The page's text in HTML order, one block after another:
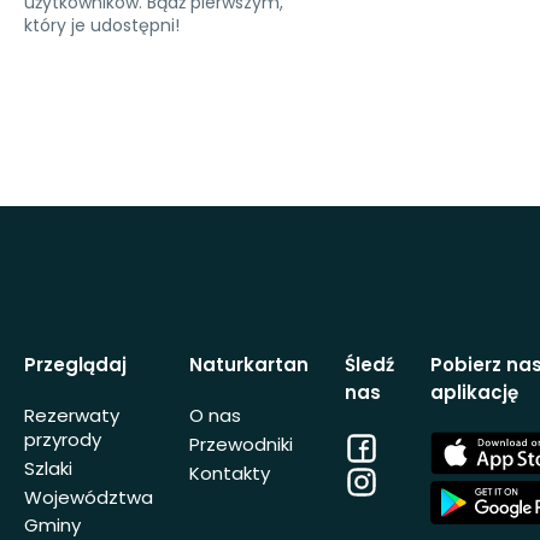
który je udostępni!
Przeglądaj
Rezerwaty
przyrody
Szlaki
Województwa
Gminy
Naturkartan
O nas
Przewodniki
Kontakty
Śledź
nas
Facebook
Instagram
Pobierz
aplikację
App
Store
App
Store